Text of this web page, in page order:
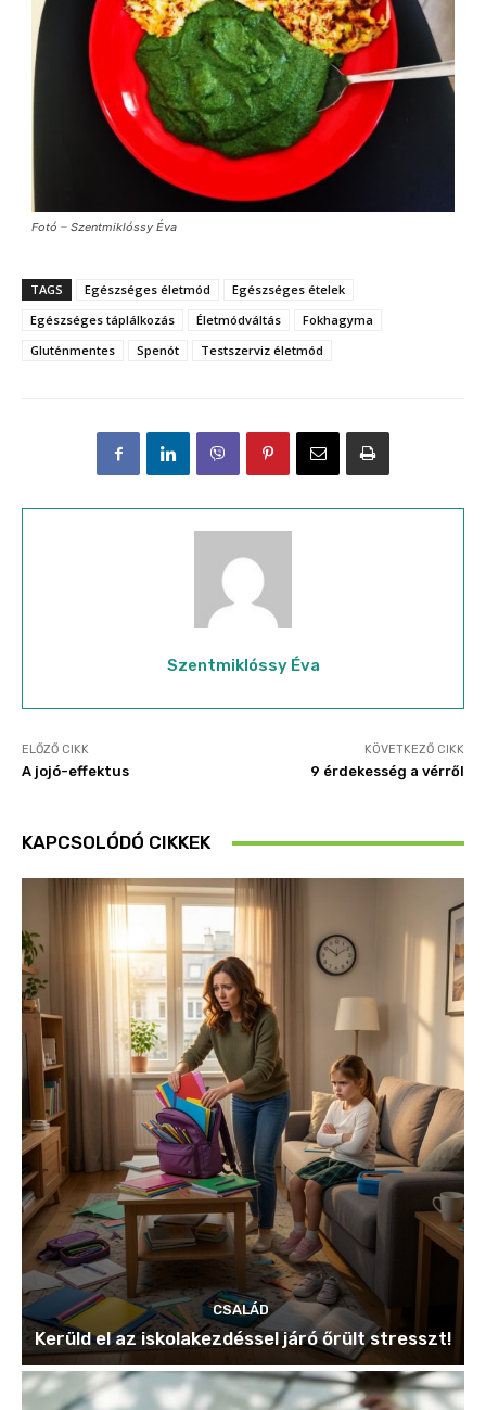
Fotó – Szentmiklóssy Éva
TAGS Egészséges életmód
Egészséges ételek
Egészséges táplálkozás
Életmódváltás
Fokhagyma
Gluténmentes
Spenót Testszerviz életmód
Szentmiklóssy Éva
ELŐZŐ CIKK
A jojó-effektus
KÖVETKEZŐ CIKK
9 érdekesség a vérről
KAPCSOLÓDÓ CIKKEK
CSALÁD
Kerüld el az iskolakezdéssel járó őrült stresszt!